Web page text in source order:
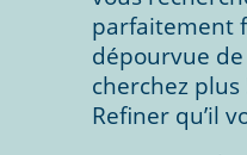
parfaitement
dépourvue
cherchez plus
Refiner qu’il